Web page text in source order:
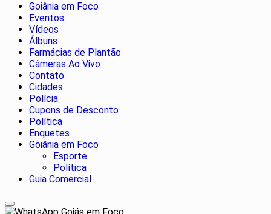
Goiânia em Foco
Eventos
Vídeos
Álbuns
Farmácias de Plantão
Câmeras Ao Vivo
Contato
Cidades
Polícia
Cupons de Desconto
Política
Enquetes
Goiânia em Foco
Esporte
Política
Guia Comercial